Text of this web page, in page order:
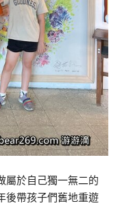
屬於自己獨一無二的
後帶孩子們舊地重遊